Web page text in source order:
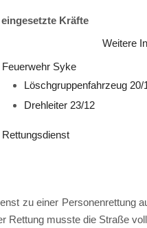
eingesetzte Kräfte
Feuerwehr Syke
Löschgruppenfahrzeug 20/
Drehleiter 23/12
Rettungsdienst
zu einer Personenrettung
Rettung musste die Straße
Weitere